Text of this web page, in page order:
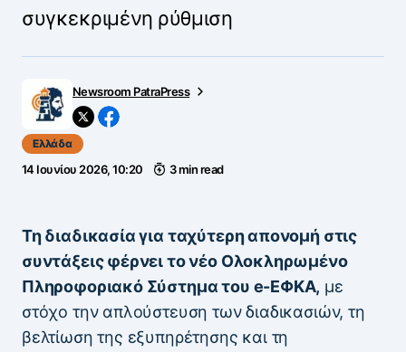
συγκεκριμένη ρύθμιση
Newsroom PatraPress
Ελλάδα
14 Ιουνίου 2026, 10:20 3 min read
Τη διαδικασία για ταχύτερη απονομή στις
συντάξεις φέρνει το νέο Ολοκληρωμένο
Πληροφοριακό Σύστημα του e-ΕΦΚΑ, με
στόχο την απλούστευση των διαδικασιών, τη
βελτίωση της εξυπηρέτησης και τη